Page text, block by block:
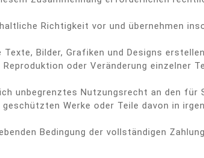
Richtigkeit vor und übernehmen
Bilder, Grafiken und Designs
oder Veränderung einzelner
unbegrenztes Nutzungsrecht an den für
Werke oder Teile davon in
Bedingung der vollständigen